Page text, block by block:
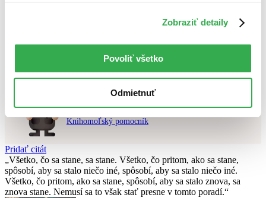
Zobraziť detaily
Povoliť všetko
Odmietnuť
Nebol nájdenýžiadny titulvyhovujúci zadaným podmienkam.
Skúste prosím zmeniť vyhľadávaný výraz.
Chcete poradiť knihu?
Náš pomocník Sherlock vám ju s radosťou vypátra!
Knihomoľský pomocník
Pridať citát
Všetko, čo sa stane, sa stane. Všetko, čo pritom, ako sa stane,
spôsobí, aby sa stalo niečo iné, spôsobí, aby sa stalo niečo iné.
Všetko, čo pritom, ako sa stane, spôsobí, aby sa stalo znova, sa
znova stane. Nemusí sa to však stať presne v tomto poradí.